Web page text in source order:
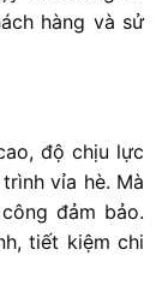
hàng và sử
độ chịu lực
vỉa hè. Mà
đảm bảo.
tiết kiệm chi